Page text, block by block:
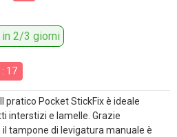
2/3 giorni
: 16
pratico Pocket StickFix è ideale
interstizi e lamelle. Grazie
tampone di levigatura manuale è